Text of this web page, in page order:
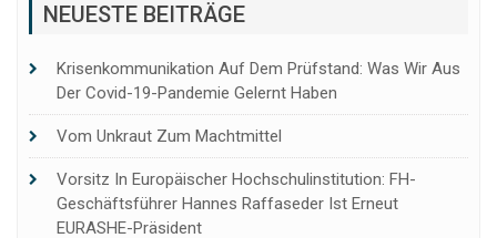
NEUESTE BEITRÄGE
Krisenkommunikation Auf Dem Prüfstand: Was Wir Aus
Der Covid-19-Pandemie Gelernt Haben
Vom Unkraut Zum Machtmittel
Vorsitz In Europäischer Hochschulinstitution: FH-
Geschäftsführer Hannes Raffaseder Ist Erneut
EURASHE-Präsident